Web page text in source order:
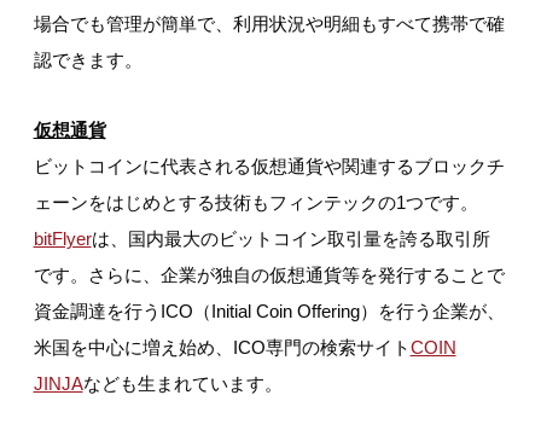
場合でも管理が簡単で、利用状況や明細もすべて携帯で確
認できます。
仮想通貨
ビットコインに代表される仮想通貨や関連するブロックチ
ェーンをはじめとする技術もフィンテックの1つです。
bitFlyerは、国内最大のビットコイン取引量を誇る取引所
です。さらに、企業が独自の仮想通貨等を発行することで
資金調達を行うICO（Initial Coin Offering）を行う企業が、
米国を中心に増え始め、ICO専門の検索サイトCOIN
JINJAなども生まれています。